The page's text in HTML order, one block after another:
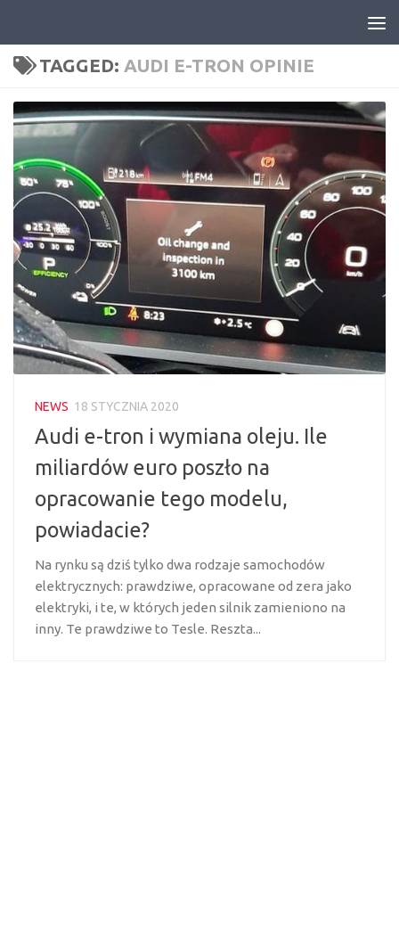
TAGGED: AUDI E-TRON OPINIE
NEWS 18 STYCZNIA 2020
Audi e-tron i wymiana oleju. Ile
miliardów euro poszło na
opracowanie tego modelu,
powiadacie?
Na rynku są dziś tylko dwa rodzaje samochodów
elektrycznych: prawdziwe, opracowane od zera jako
elektryki, i te, w których jeden silnik zamieniono na
inny. Te prawdziwe to Tesle. Reszta...